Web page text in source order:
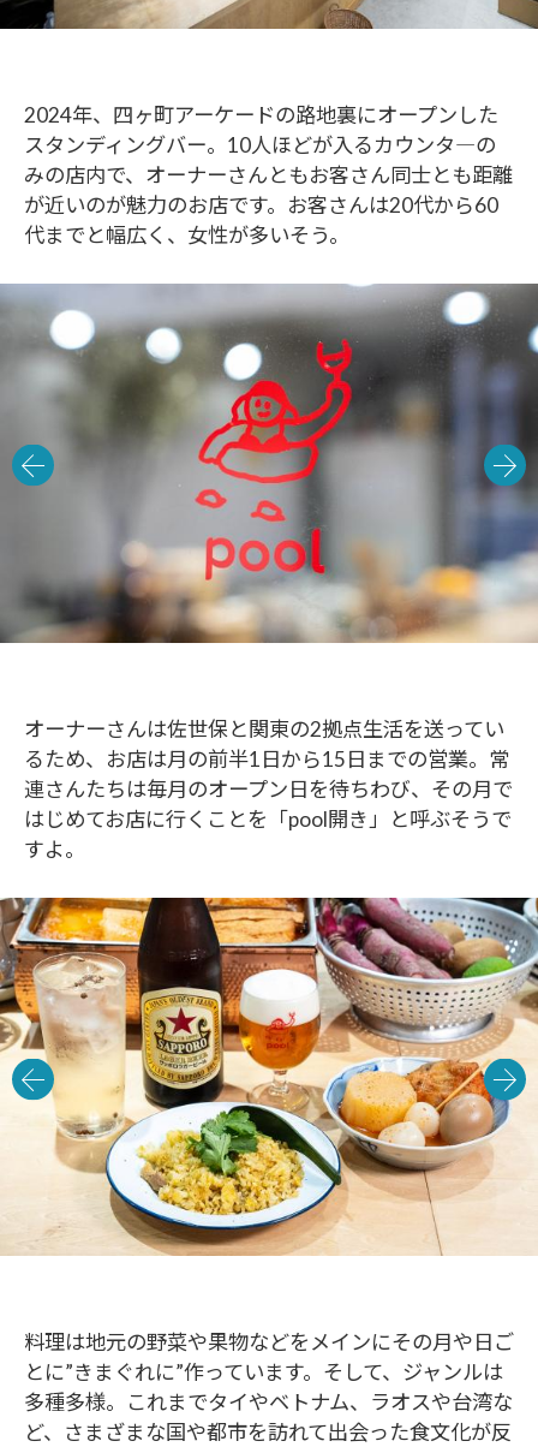
2024年、四ヶ町アーケードの路地裏にオープンした
スタンディングバー。10人ほどが入るカウンタ―の
みの店内で、オーナーさんともお客さん同士とも距離
が近いのが魅力のお店です。お客さんは20代から60
代までと幅広く、女性が多いそう。
オーナーさんは佐世保と関東の2拠点生活を送ってい
るため、お店は月の前半1日から15日までの営業。常
連さんたちは毎月のオープン日を待ちわび、その月で
はじめてお店に行くことを「pool開き」と呼ぶそうで
すよ。
料理は地元の野菜や果物などをメインにその月や日ご
とに”きまぐれに”作っています。そして、ジャンルは
多種多様。これまでタイやベトナム、ラオスや台湾な
ど、さまざまな国や都市を訪れて出会った食文化が反